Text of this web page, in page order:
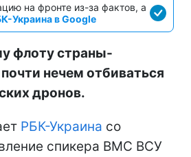
на фронте из-за фактов, а
Украина в Google
флоту страны-
нечем отбиваться
дронов.
РБК-Украина со
спикера ВМС ВСУ